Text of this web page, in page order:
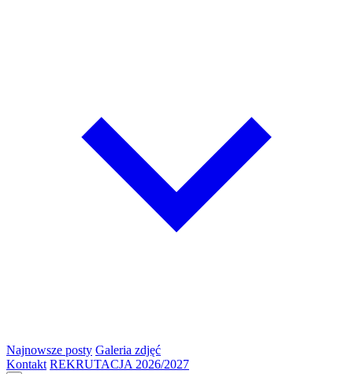
Najnowsze posty Galeria zdjęć
Kontakt REKRUTACJA 2026/2027